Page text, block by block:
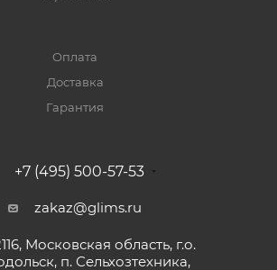
Оплата
Доставка
Гарантия
+7 (495) 500-57-53
zakaz@glims.ru
Московская область, г.о.
п. Сельхозтехника,